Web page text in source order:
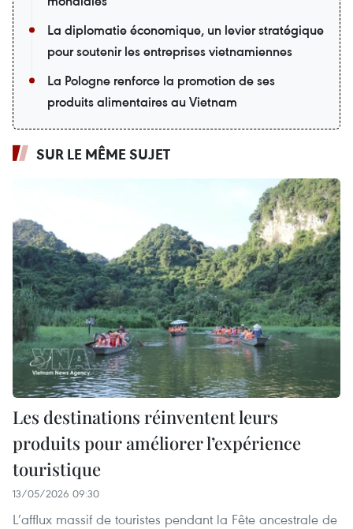
La diplomatie économique, un levier stratégique
pour soutenir les entreprises vietnamiennes
La Pologne renforce la promotion de ses
produits alimentaires au Vietnam
SUR LE MÊME SUJET
Les destinations réinventent leurs
produits pour améliorer l’expérience
touristique
13/05/2026 09:30
L’afflux massif de touristes pendant la Fête ancestrale de